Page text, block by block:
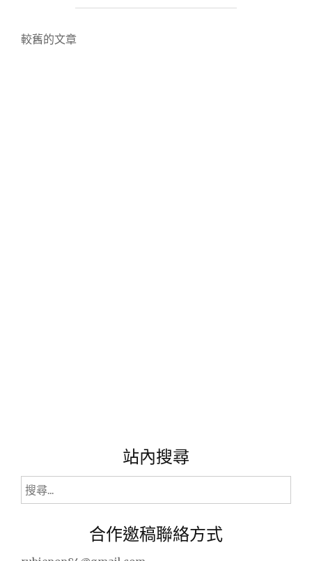
雄】
文
較舊的文章
站內搜尋
搜
尋
合作邀稿聯絡方式